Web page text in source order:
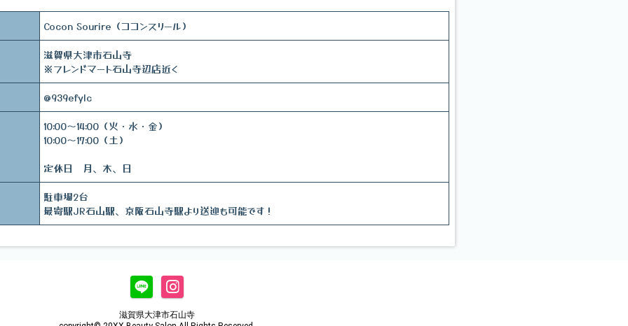
Cocon Sourire（ココンスリール）
滋賀県大津市石山寺
※フレンドマート石山寺辺店近く
@939efylc
10:00～14:00（火・水・金）
10:00〜17:00（土）
定休日 月、木、日
駐車場2台
最寄駅JR石山駅、京阪石山寺駅より送迎も可能です！
滋賀県大津市石山寺